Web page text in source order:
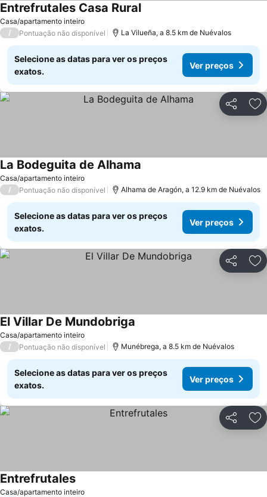
Casa/apartamento inteiro
Entrefrutales Casa RuralVer preços
/ Pontuação não disponível La Vilueña, a 8.5 km de Nuévalos
Selecione as datas para ver os preços
exatos.
Ver preços
Partilhar
Casa/apartamento inteiro
La Bodeguita de Alhama
/ Pontuação não disponível Alhama de Aragón, a 12.9 km de Nuévalos
Selecione as datas para ver os preços
exatos.
Ver preços
Partilhar
Casa/apartamento inteiro
El Villar De Mundobriga
/ Pontuação não disponível Munébrega, a 8.5 km de Nuévalos
Selecione as datas para ver os preços
exatos.
Ver preços
Partilhar
Casa/apartamento inteiro
EntrefrutalesVer preços